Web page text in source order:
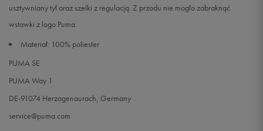
usztywniany tył oraz szelki z regulacją. Z przodu nie mogło zabraknąć
wstawki z logo Puma.
Materiał: 100% poliester
PUMA SE
PUMA Way 1
DE-91074 Herzogenaurach, Germany
service@puma.com